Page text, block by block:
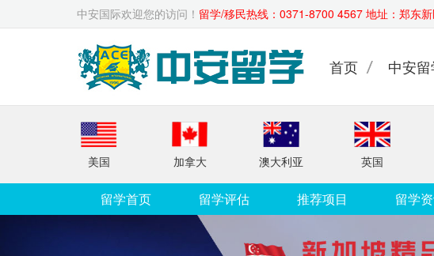
中安国际欢迎您的访问！ 留学/移民热线：0371-8700 4567 地址：郑东
首页 中安
美国 加拿大 澳大利亚 英国
留学首页 留学评估 推荐项目 留学